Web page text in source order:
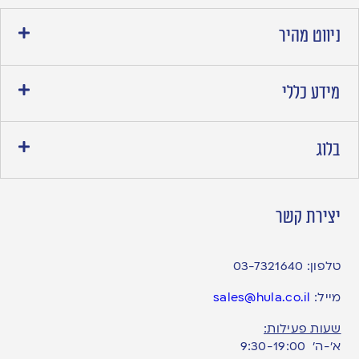
ניווט מהיר
מידע כללי
בלוג
יצירת קשר
טלפון: 03-7321640
מייל: sales@hula.co.il
שעות פעילות:
א’-ה’ 9:30-19:00